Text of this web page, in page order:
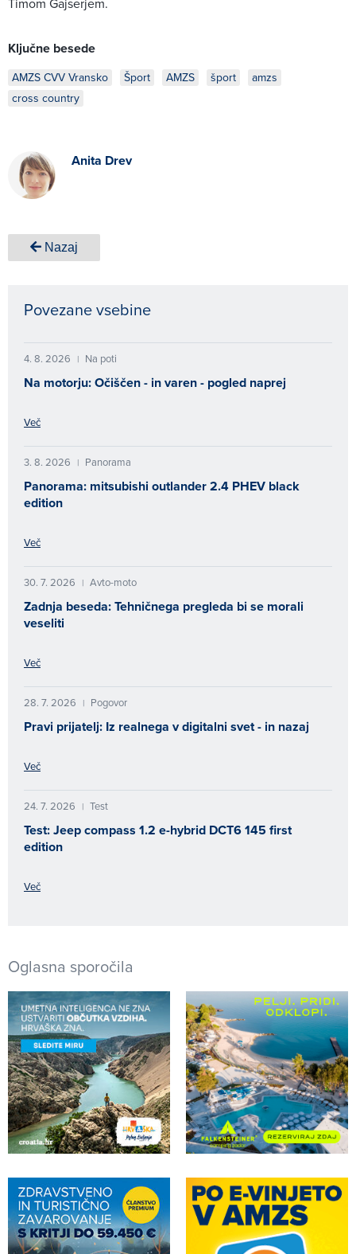
Ključne besede
AMZS CVV Vransko Šport AMZS šport
amzs
cross country
Anita Drev
Nazaj
Povezane vsebine
4. 8. 2026 | Na poti
Na motorju: Očiščen - in varen - pogled naprej
Več
3. 8. 2026 | Panorama
Panorama: mitsubishi outlander 2.4 PHEV black
edition
Več
30. 7. 2026 | Avto-moto
Zadnja beseda: Tehničnega pregleda bi se morali
veseliti
Več
28. 7. 2026 | Pogovor
Pravi prijatelj: Iz realnega v digitalni svet - in nazaj
Več
24. 7. 2026 | Test
Test: Jeep compass 1.2 e-hybrid DCT6 145 first
edition
Več
Oglasna sporočila